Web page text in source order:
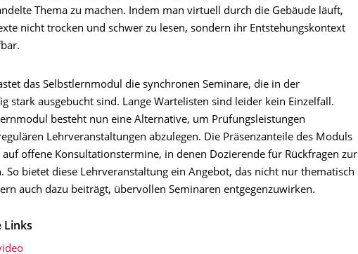
Thema zu machen. Indem man virtuell durch die Gebäude läuft,
nicht trocken und schwer zu lesen, sondern ihr Entstehungskontext
das Selbstlernmodul die synchronen Seminare, die in der
stark ausgebucht sind. Lange Wartelisten sind leider kein Einzelfall.
besteht nun eine Alternative, um Prüfungsleistungen
Lehrveranstaltungen abzulegen. Die Präsenzanteile des Moduls
auf offene Konsultationstermine, in denen Dozierende für Rückfragen zur
So bietet diese Lehrveranstaltung ein Angebot, das nicht nur thematisch
auch dazu beiträgt, übervollen Seminaren entgegenzuwirken.
Links